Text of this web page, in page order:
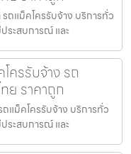
ถแม็คโครรับจ้าง บริการทั่ว
ระสบการณ์ และ
ครรับจ้าง รถ
ย ราคาถูก
แม็คโครรับจ้าง บริการทั่ว
ระสบการณ์ และ